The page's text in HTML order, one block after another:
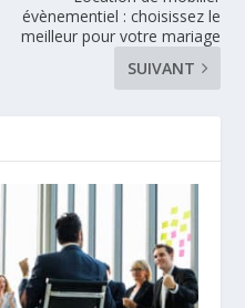
évènementiel : choisissez le
meilleur pour votre mariage
SUIVANT